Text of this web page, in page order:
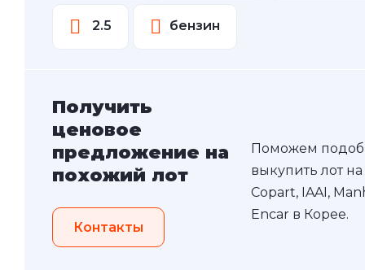
2.5 бензин
Получить
ценовое
предложение на
похожий лот
Контакты
Поможем
выкупить лот
Copart, IAAI,
Encar в Корее.